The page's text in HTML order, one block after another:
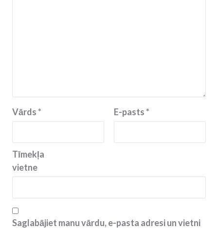
Vārds* E-pasts*
Tīmekļa
vietne
Saglabājiet manu vārdu, e-pasta adresi un vietni